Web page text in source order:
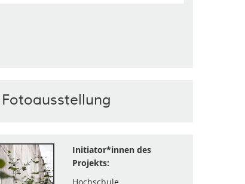
Initiator*innen des
Projekts: